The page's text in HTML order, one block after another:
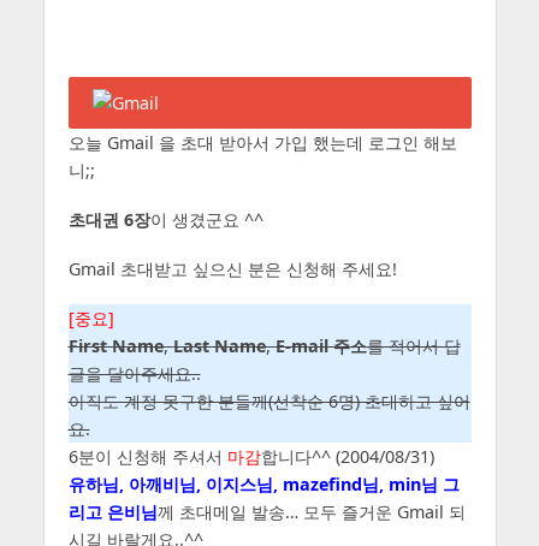
오늘 Gmail 을 초대 받아서 가입 했는데 로그인 해보
니;;
초대권 6장이 생겼군요 ^^
Gmail 초대받고 싶으신 분은 신청해 주세요!
[중요]
First Name,Last Name,E-mail 주소를 적어서 답
글을 달아주세요..
아직도 계정 못구한 분들께(선착순 6명) 초대하고 싶어
요.
6분이 신청해 주셔서 마감합니다^^ (2004/08/31)
유하님, 아깨비님, 이지스님, mazefind님, min님 그
리고 은비님께 초대메일 발송… 모두 즐거운 Gmail 되
시길 바랄게요..^^